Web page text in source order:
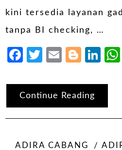
kini tersedia layanan
tanpa BI checking, …
Facebook
Twitter
Email
Continue Reading
ADIRA CABANG